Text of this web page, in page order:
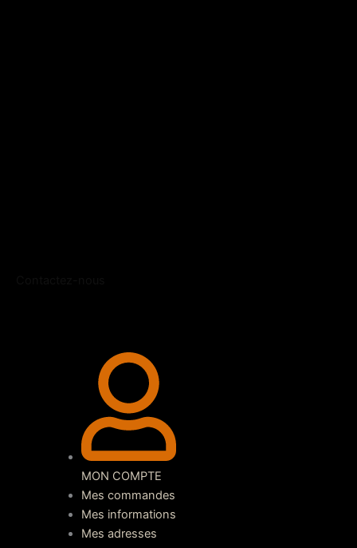
MON COMPTE
Mes commandes
Mes informations
Mes adresses